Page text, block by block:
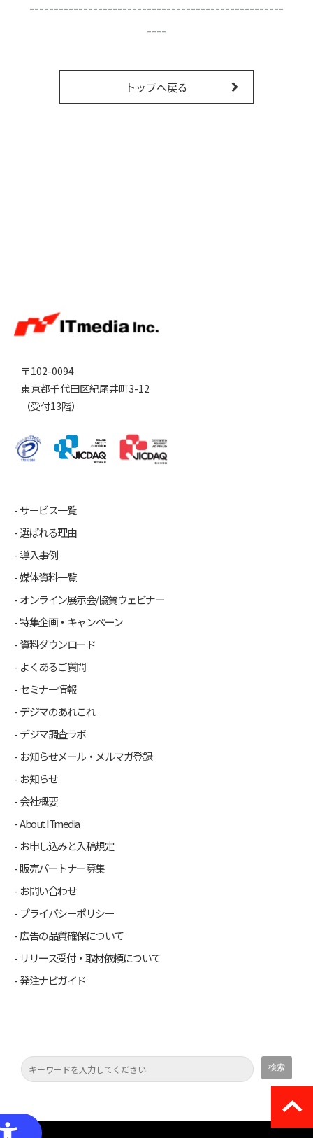
----------------------------------------------------
----
トップへ戻る
〒102-0094
東京都千代田区紀尾井町3-12
（受付13階）
サービス一覧
選ばれる理由
導入事例
媒体資料一覧
オンライン展示会/協賛ウェビナー
特集企画・キャンペーン
資料ダウンロード
よくあるご質問
セミナー情報
デジマのあれこれ
デジマ調査ラボ
お知らせメール・メルマガ登録
お知らせ
会社概要
About ITmedia
お申し込みと入稿規定
販売パートナー募集
お問い合わせ
プライバシーポリシー
広告の品質確保について
リリース受付・取材依頼について
発注ナビガイド